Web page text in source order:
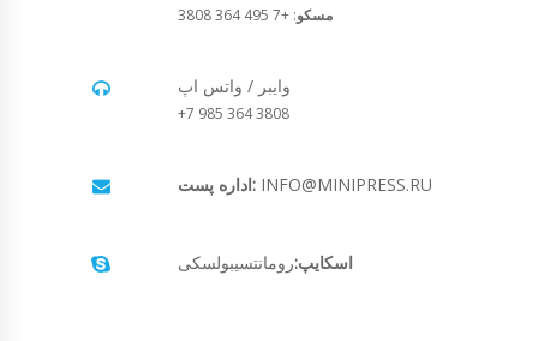
مسکو: +7 495 364 3808
وایبر / واتس اپ
+7 985 364 3808
اداره پست: INFO@MINIPRESS.RU
اسکایپ:رومانتسیبولسکی